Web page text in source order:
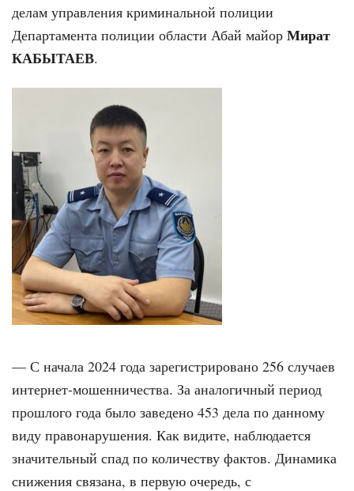
делам управления криминальной полиции
Департамента полиции области Абай майор Мират
КАБЫТАЕВ.
— С начала 2024 года зарегистриро­вано 256 случаев
интернет-мошенни­чества. За аналогичный период
прош­лого года было заведено 453 дела по данному
виду правонарушения. Как видите, наблюдается
значительный спад по количеству фактов. Динамика
снижения связана, в первую очередь, с